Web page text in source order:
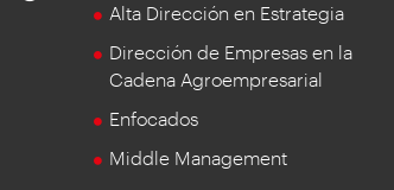
Alta Dirección en Estrategia
Dirección de Empresas en la
Cadena Agroempresarial
Enfocados
Middle Management